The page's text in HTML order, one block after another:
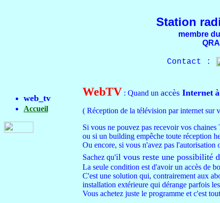
Station
membre
Contact :
web_tv
Accueil
WebTV : Quand un accès Internet
( Réception de la télévision par internet sur
Si vous ne pouvez pas recevoir vos
ou si un building empêche toute réception
Ou encore, si vous n'avez pas l'autorisation
Sachez qu'il vous reste une possibilité
La seule condition est d'avoir un accès de
C'est une solution qui, contrairement aux
installation extérieure qui dérange parfois
Vous achetez juste le programme et c'est